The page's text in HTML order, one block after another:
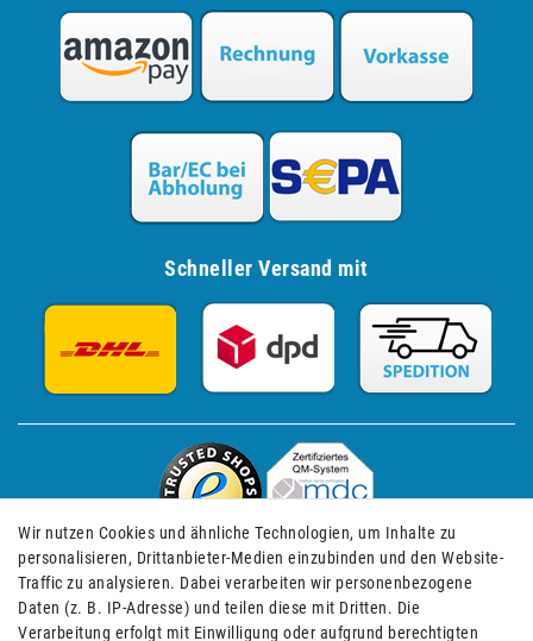
Schneller Versand mit
Wir nutzen Cookies und ähnliche Technologien, um Inhalte zu
personalisieren, Drittanbieter-Medien einzubinden und den Website-
Traffic zu analysieren. Dabei verarbeiten wir personenbezogene
Daten (z. B. IP-Adresse) und teilen diese mit Dritten. Die
Verarbeitung erfolgt mit Einwilligung oder aufgrund berechtigten